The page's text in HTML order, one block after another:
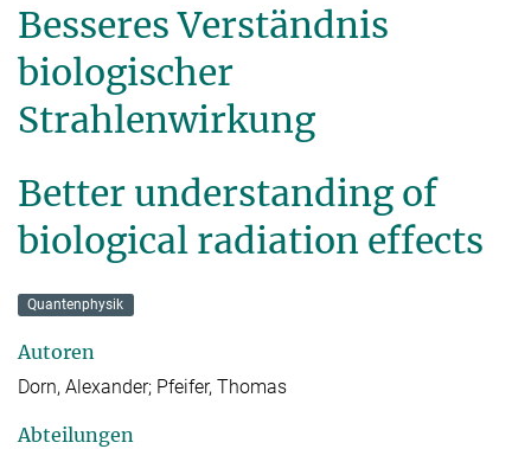
Besseres Verständnis
biologischer
Strahlenwirkung
Better understanding of
biological radiation effects
Quantenphysik
Autoren
Dorn, Alexander; Pfeifer, Thomas
Abteilungen